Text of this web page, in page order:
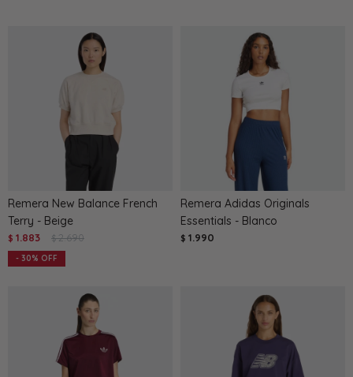
Remera New Balance French
Terry - Beige
$ 1.883 $ 2.690
30
Remera Adidas Originals
Essentials - Blanco
$ 1.990